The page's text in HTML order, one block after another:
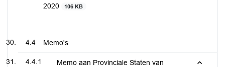
2020
106 KB
4.4 Memo's
4.4.1
Memo aan Provinciale Staten van